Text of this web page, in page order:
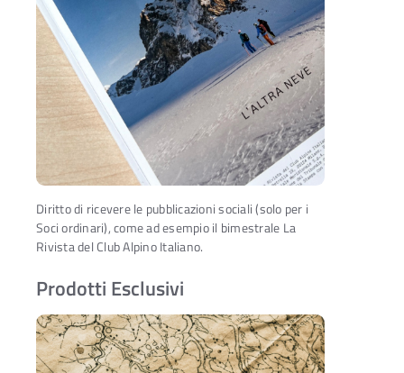
Diritto di ricevere le pubblicazioni sociali (solo per i
Soci ordinari), come ad esempio il bimestrale La
Rivista del Club Alpino Italiano.
Prodotti Esclusivi